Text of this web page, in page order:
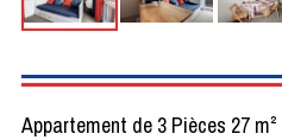
Appartement de 3 Pièces 27 m²